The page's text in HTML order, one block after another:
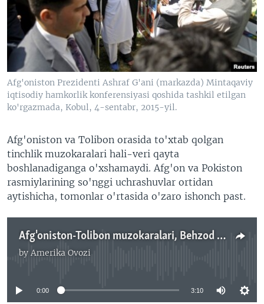
VIDEO
XABARLAR SURATLARDA
ODNOKLASSNIKI
TELEGRAM
TWITTER
SOUNDCLOUD
VOA
Afg'oniston Prezidenti Ashraf G'ani (markazda) Mintaqaviy
iqtisodiy hamkorlik konferensiyasi qoshida tashkil etilgan
ko'rgazmada, Kobul, 4-sentabr, 2015-yil.
Afg'oniston va Tolibon orasida to'xtab qolgan
tinchlik muzokaralari hali-veri qayta
boshlanadiganga o'xshamaydi. Afg'on va Pokiston
rasmiylarining so'nggi uchrashuvlar ortidan
aytishicha, tomonlar o'rtasida o'zaro ishonch past.
Afg'oniston-Tolibon muzokaralari, Behzod Muhammadiy
by Amerika Ovozi
No media source currently available
0:00 3:10